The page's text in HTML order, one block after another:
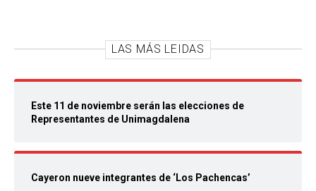
LAS MÁS LEIDAS
Este 11 de noviembre serán las elecciones de
Representantes de Unimagdalena
Cayeron nueve integrantes de ‘Los Pachencas’